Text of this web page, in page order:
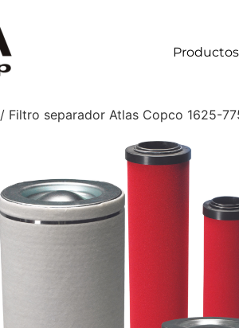
Productos
/ Filtro separador Atlas Copco 1625-